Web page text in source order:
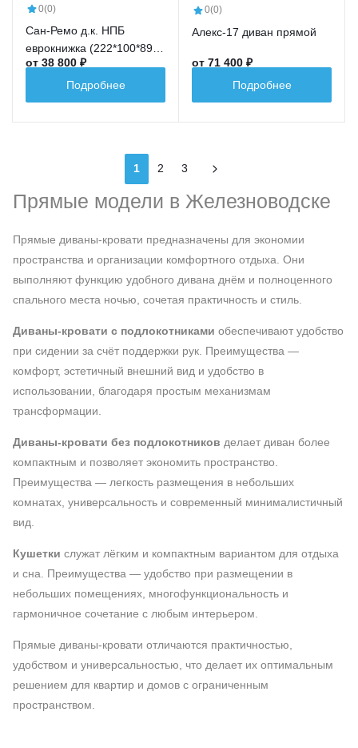
0(0)
Сан-Ремо д.к. НПБ
еврокнижка (222*100*89,
сп.м.191*147)
от 38 800 ₽
Подробнее
0(0)
Алекс-17 диван прямой
от 71 400 ₽
Подробнее
1 2 3
Прямые модели в Железноводске
Прямые диваны-кровати предназначены для экономии
пространства и организации комфортного отдыха. Они
выполняют функцию удобного дивана днём и полноценного
спального места ночью, сочетая практичность и стиль.
Диваны-кровати с подлокотниками обеспечивают удобство
при сидении за счёт поддержки рук. Преимущества —
комфорт, эстетичный внешний вид и удобство в
использовании, благодаря простым механизмам
трансформации.
Диваны-кровати без подлокотников делает диван более
компактным и позволяет экономить пространство.
Преимущества — легкость размещения в небольших
комнатах, универсальность и современный минималистичный
вид.
Кушетки служат лёгким и компактным вариантом для отдыха
и сна. Преимущества — удобство при размещении в
небольших помещениях, многофункциональность и
гармоничное сочетание с любым интерьером.
Прямые диваны-кровати отличаются практичностью,
удобством и универсальностью, что делает их оптимальным
решением для квартир и домов с ограниченным
пространством.